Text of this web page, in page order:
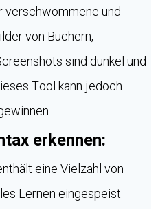
verschwommene und
von Büchern,
sind dunkel und
Tool kann jedoch
erkennen:
eine Vielzahl von
Lernen eingespeist